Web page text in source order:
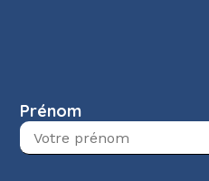
Prénom